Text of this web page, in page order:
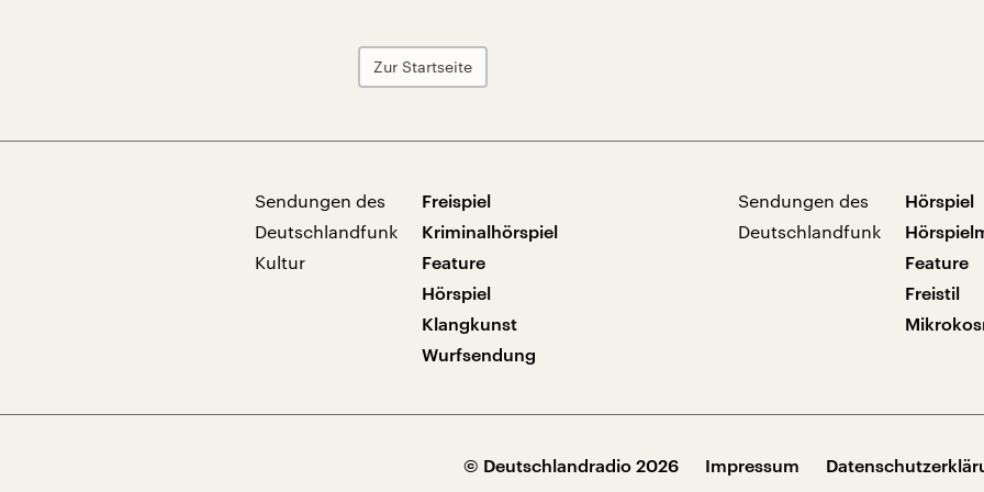
Zur Startseite
Sendungen des
Deutschlandfunk
Kultur
Freispiel
Kriminalhörspiel
Feature
Hörspiel
Klangkunst
Wurfsendung
Sendungen des
Deutschlandfunk
Hörspiel
Feature
Freistil
© Deutschlandradio 2026 Impressum